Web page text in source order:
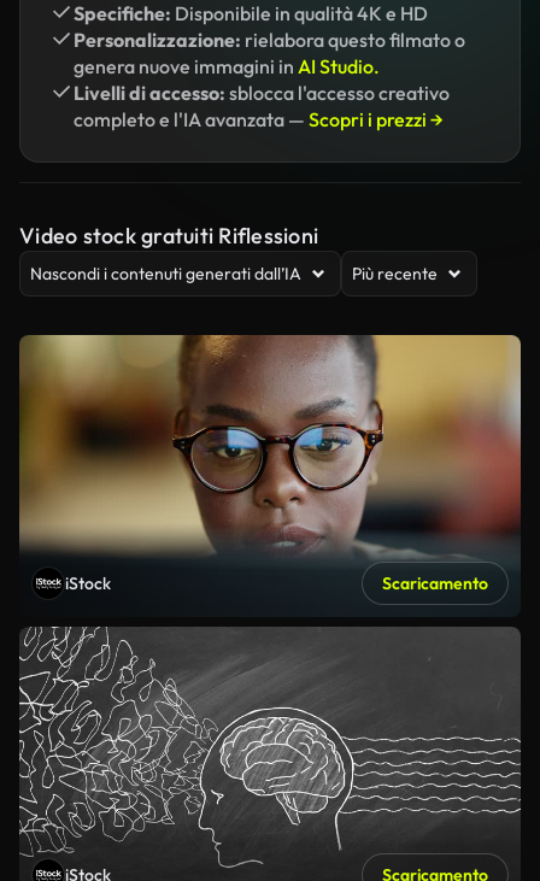
Specifiche: Disponibile in qualità 4K e HD
Personalizzazione: rielabora questo filmato o
genera nuove immagini in AI Studio.
Livelli di accesso: sblocca l'accesso creativo
completo e l'IA avanzata — Scopri i prezzi →
Video stock gratuiti Riflessioni
Nascondi i contenuti generati dall’IA Più recente
iStock Scaricamento
iStock Scaricamento